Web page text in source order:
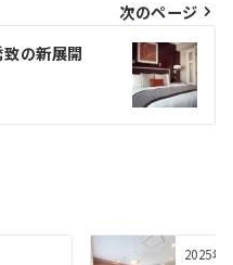
次のページ
の新展開
2025年